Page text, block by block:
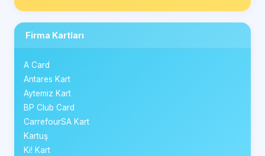
Firma Kartları
A Card
Antares Kart
Aytemiz Kart
BP Club Card
CarrefourSA Kart
Kartuş
Ki! Kart